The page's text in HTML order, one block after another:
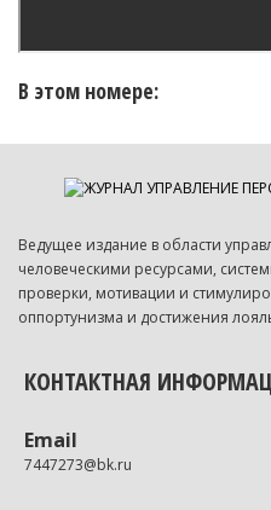
В этом номере:
Ведущее издание в области
человеческими ресурсами,
проверки, мотивации и
оппортунизма и достижения
КОНТАКТНАЯ
Email
7447273@bk.ru